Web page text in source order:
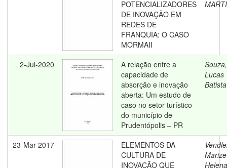
POTENCIALIZADORES
DE INOVAÇÃO EM
REDES DE
FRANQUIA: O CASO
MORMAII
2-Jul-2020
A relação entre a
capacidade de
absorção e inovação
aberta: Um estudo de
caso no setor turístico
do município de
Prudentópolis – PR
Souza,
Lucas
23-Mar-2017
ELEMENTOS DA
CULTURA DE
INOVAÇÃO QUE
Marize